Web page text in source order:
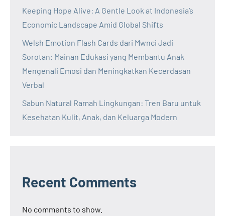
Keeping Hope Alive: A Gentle Look at Indonesia’s
Economic Landscape Amid Global Shifts
Welsh Emotion Flash Cards dari Mwnci Jadi
Sorotan: Mainan Edukasi yang Membantu Anak
Mengenali Emosi dan Meningkatkan Kecerdasan
Verbal
Sabun Natural Ramah Lingkungan: Tren Baru untuk
Kesehatan Kulit, Anak, dan Keluarga Modern
Recent Comments
No comments to show.